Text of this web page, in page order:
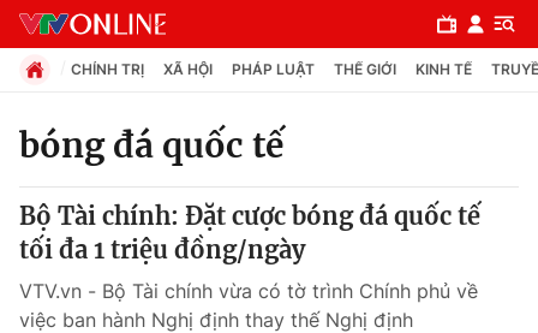
Chuyên mục
Chính trị
Xã hội
CHÍNH TRỊ XÃ HỘI PHÁP LUẬT THẾ GIỚI KINH TẾ
bóng đá quốc tế
Bộ Tài chính: Đặt cược bóng đá quốc tế
tối đa 1 triệu đồng/ngày
VTV.vn - Bộ Tài chính vừa có tờ trình Chính phủ về
việc ban hành Nghị định thay thế Nghị định